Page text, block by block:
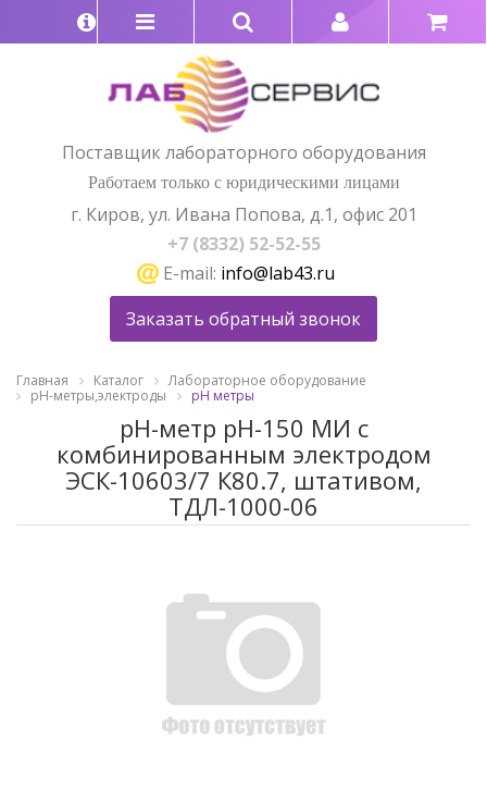
Поставщик лабораторного оборудования
Работаем только с юридическими лицами
г. Киров, ул. Ивана Попова, д.1, офис 201
+7 (8332) 52-52-55
E-mail: info@lab43.ru
Заказать обратный звонок
Главная Каталог
Лабораторное оборудование
pH-метры,электроды
рН метры
рН-метр рН-150 МИ с
комбинированным электродом
ЭСК-10603/7 К80.7, штативом,
ТДЛ-1000-06